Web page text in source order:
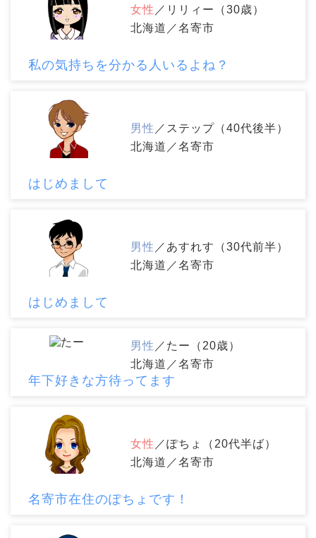
女性 ／リリィー（30歳）
北海道／名寄市
私の気持ちを分かる人いるよね？
男性 ／ステップ（40代後半）
北海道／名寄市
はじめまして
男性 ／あすれす（30代前半）
北海道／名寄市
はじめまして
男性 ／たー（20歳）
北海道／名寄市
年下好きな方待ってます
女性 ／ぽちょ（20代半ば）
北海道／名寄市
名寄市在住のぽちょです！